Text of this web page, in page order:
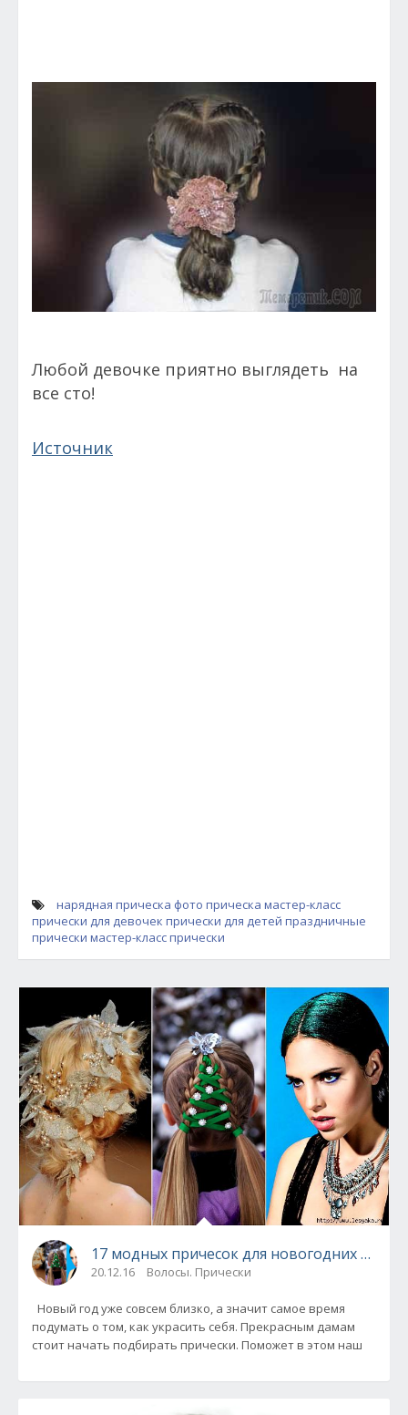
Любой девочке приятно выглядеть на
все сто!
Источник
нарядная прическа фото прическа мастер-класс
прически для девочек прически для детей праздничные
прически мастер-класс прически
17 модных причесок для новогодних
20.12.16 Волосы. Прически
Новый год уже совсем близко, а значит самое время
подумать о том, как украсить себя. Прекрасным дамам
стоит начать подбирать прически. Поможет в этом наш